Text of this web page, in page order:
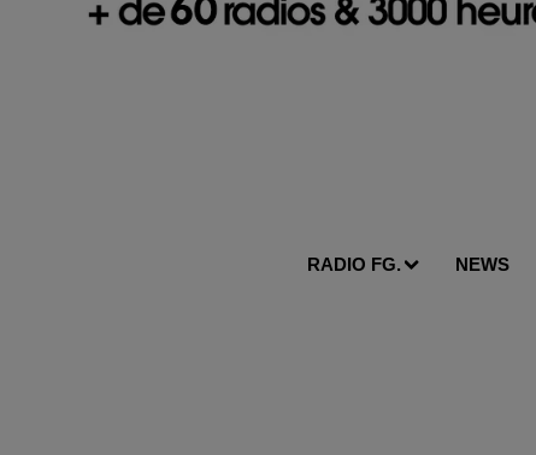
RADIO FG. NEWS